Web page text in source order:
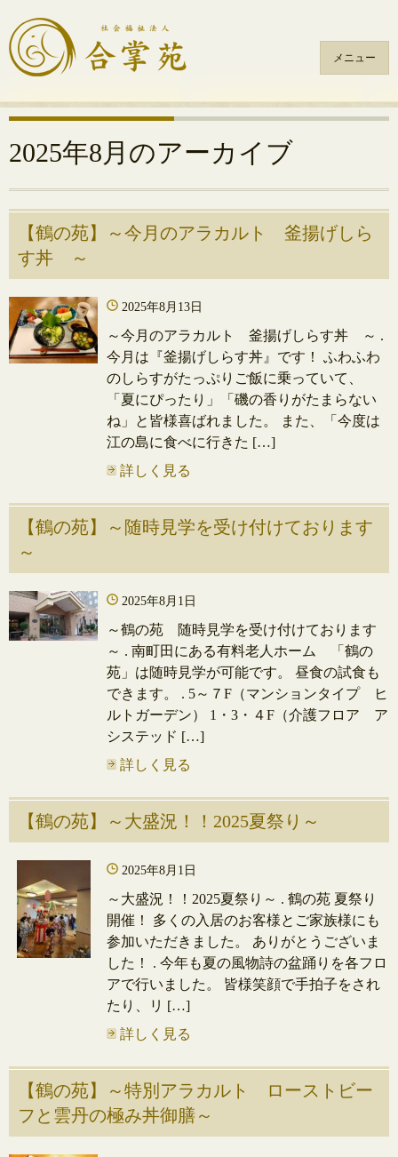
メニュー
コ
ン
テ
ン
へ
2025年8月 のアーカイブ
【鶴の苑】～今月のアラカルト 釜揚げしら
す丼 ～
2025年8月13日
～今月のアラカルト 釜揚げしらす丼 ～ .
今月は『釜揚げしらす丼』です！ ふわふわ
のしらすがたっぷりご飯に乗っていて、
「夏にぴったり」「磯の香りがたまらない
ね」と皆様喜ばれました。 また、「今度は
江の島に食べに行きた […]
詳しく見る
【鶴の苑】～随時見学を受け付けております
～
2025年8月1日
～鶴の苑 随時見学を受け付けております
～ . 南町田にある有料老人ホーム 「鶴の
苑」は随時見学が可能です。 昼食の試食も
できます。 . 5～７F（マンションタイプ ヒ
ルトガーデン） 1・3・４F（介護フロア ア
システッド […]
詳しく見る
【鶴の苑】～大盛況！！2025夏祭り～
2025年8月1日
～大盛況！！2025夏祭り～ . 鶴の苑 夏祭り
開催！ 多くの入居のお客様とご家族様にも
参加いただきました。 ありがとうございま
した！ . 今年も夏の風物詩の盆踊りを各フロ
アで行いました。 皆様笑顔で手拍子をされ
たり、リ […]
詳しく見る
【鶴の苑】～特別アラカルト ローストビー
フと雲丹の極み丼御膳～